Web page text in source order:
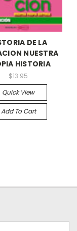
DE LA
NUESTRA
HISTORIA
$13.95
Quick View
Add To Cart